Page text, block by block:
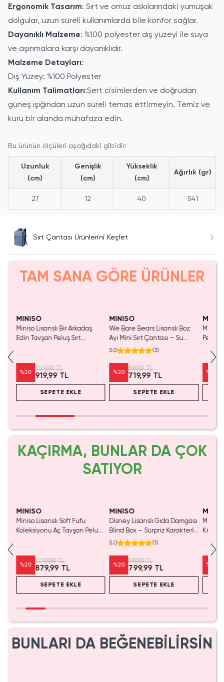
Ergonomik Tasarım: Sırt ve omuz askılarındaki yumuşak
dolgular, uzun süreli kullanımlarda bile konfor sağlar.
Dayanıklı Malzeme: %100 polyester dış yüzeyi ile suya
ve aşınmalara karşı dayanıklıdır.
Malzeme Detayları:
Dış Yüzey: %100 Polyester
Kullanım Talimatları:Sert cisimlerden ve doğrudan
güneş ışığından uzun süreli temas ettirmeyin. Temiz ve
kuru bir alanda muhafaza edin.
Bu ürünün ölçüleri aşağıdaki gibidir:
Uzunluk
(cm)
Genişlik
(cm)
Yükseklik
(cm)
Ağırlık (gr)
27 12 40 541
Sırt Çantası Ürünlerini Keşfet
TAM SANA GÖRE ÜRÜNLER
MINISO
Miniso Lisanslı Bir Arkadaş
Edin Tavşan Peluş Sırt
%20
1.149,99 TL
919,99 TL
SEPETE EKLE
MINISO
We Bare Bears Lisanslı Boz
Ayı Mini Sırt Çantası – Su
Geçirmez ve Hafif Günlük
5.0 (3)
%20
899,99 TL
719,99 TL
SEPETE EKLE
Miniso
Peluş
%
KAÇIRMA, BUNLAR DA ÇOK
SATIYOR
MINISO
Miniso Lisanslı Soft Fufu
Koleksiyonu Aç Tavşan Peluş
%20
1.099,99 TL
879,99 TL
SEPETE EKLE
MINISO
Disney Lisanslı Gıda Damgası
Blind Box – Sürpriz Karakterli
Eğlenceli Sunum
5.0 (1)
%20
999,99 TL
799,99 TL
SEPETE EKLE
Miniso
Kristal
%
BUNLARI DA BEĞENEBİLİRSİN